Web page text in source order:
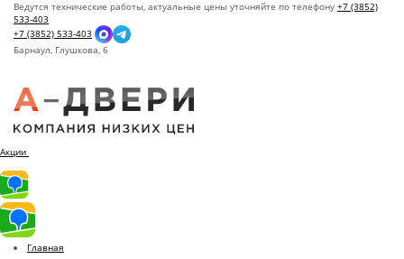
Ведутся технические работы, актуальные цены уточняйте по телефону +7 (3852)
533-403
+7 (3852) 533-403
Барнаул, Глушкова, 6
Акции
Главная